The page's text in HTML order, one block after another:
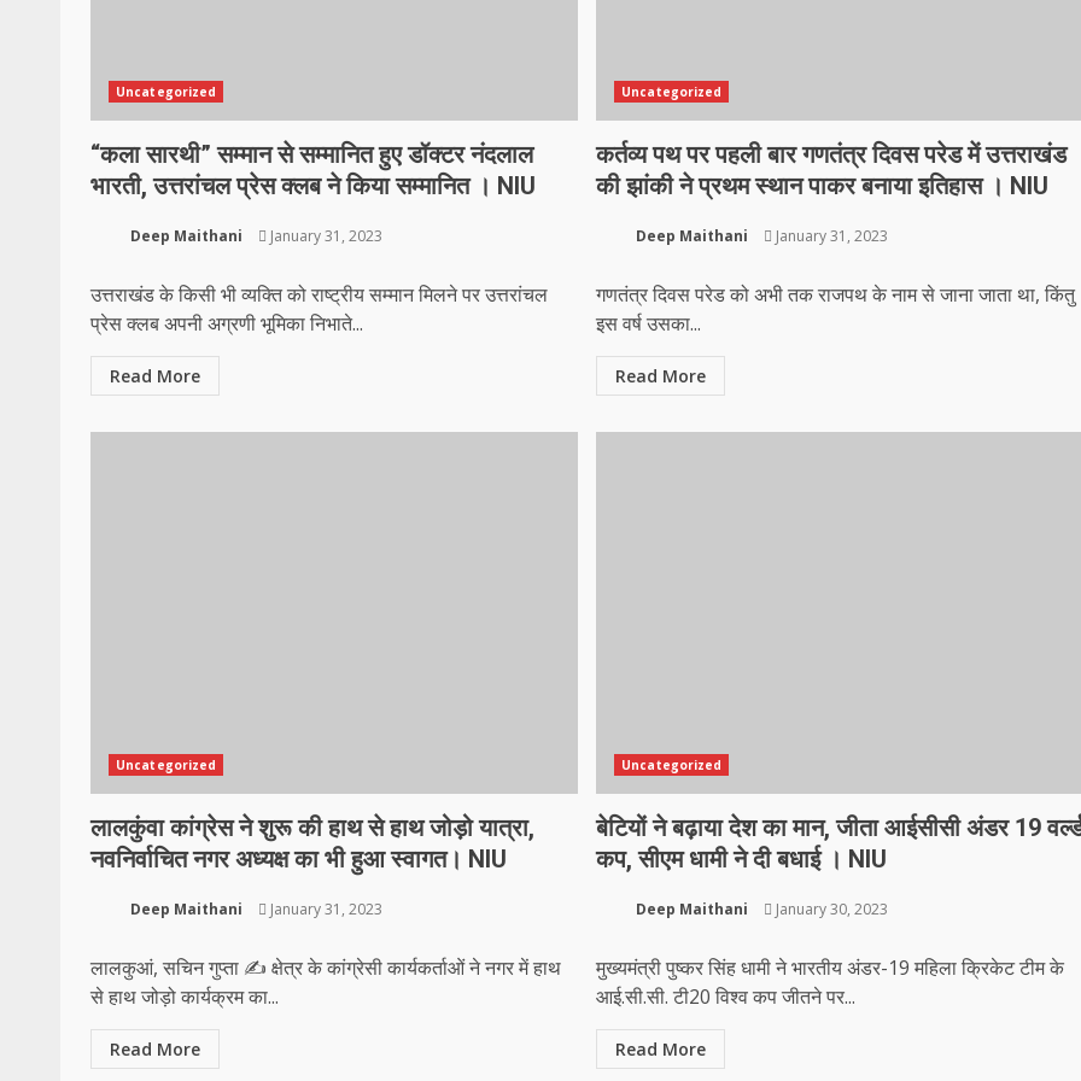
Uncategorized
“कला सारथी” सम्मान से सम्मानित हुए डॉक्टर नंदलाल
भारती, उत्तरांचल प्रेस क्लब ने किया सम्मानित । NIU
Deep Maithani January 31, 2023
उत्तराखंड के किसी भी व्यक्ति को राष्ट्रीय सम्मान मिलने पर उत्तरांचल
प्रेस क्लब अपनी अग्रणी भूमिका निभाते...
Read More
Uncategorized
कर्तव्य पथ पर पहली बार गणतंत्र दिवस परेड में उत्तराखंड
की झांकी ने प्रथम स्थान पाकर बनाया इतिहास । NIU
Deep Maithani January 31, 2023
गणतंत्र दिवस परेड को अभी तक राजपथ के नाम से जाना जाता था, किंतु
इस वर्ष उसका...
Read More
Uncategorized
लालकुंवा कांग्रेस ने शुरू की हाथ से हाथ जोड़ो यात्रा,
नवनिर्वाचित नगर अध्यक्ष का भी हुआ स्वागत। NIU
Deep Maithani January 31, 2023
लालकुआं, सचिन गुप्ता ✍️ क्षेत्र के कांग्रेसी कार्यकर्ताओं ने नगर में हाथ
से हाथ जोड़ो कार्यक्रम का...
Read More
Uncategorized
बेटियों ने बढ़ाया देश का मान, जीता आईसीसी अंडर 19
कप, सीएम धामी ने दी बधाई । NIU
Deep Maithani January 30, 2023
मुख्यमंत्री पुष्कर सिंह धामी ने भारतीय अंडर-19 महिला क्रिकेट टीम के
आई.सी.सी. टी20 विश्व कप जीतने पर...
Read More